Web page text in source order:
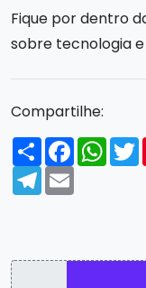
Fique por dentro
sobre tecnologia e
Compartilhe:
Compartilhar
Facebook
Telegram
Email